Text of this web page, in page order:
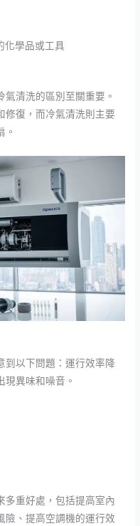
化學品或工具
清洗的區別至關重要。
修復，而冷氣清洗則主要
。
到以下問題：運行效率降
異味和噪音。
多重好處，包括提高室內
險、提高空調機的運行效